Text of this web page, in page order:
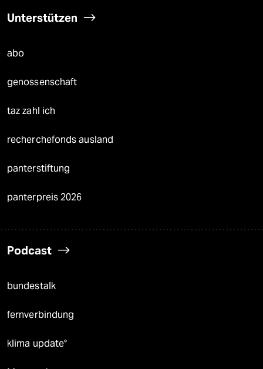
Unterstützen
abo
genossenschaft
taz zahl ich
recherchefonds ausland
panterstiftung
panterpreis 2026
Podcast
bundestalk
fernverbindung
klima update°